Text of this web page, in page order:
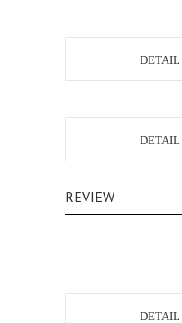
DETAIL
DETAIL
REVIEW
DETAIL